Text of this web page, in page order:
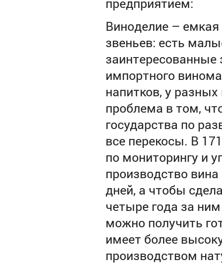
Виноделие –
звеньев: есть
импортного
напитков, у
проблема в том,
государства по
все перекосы. В
по мониторингу и
производство
дней, а чтобы
четыре года за
можно получить
имеет более
производством